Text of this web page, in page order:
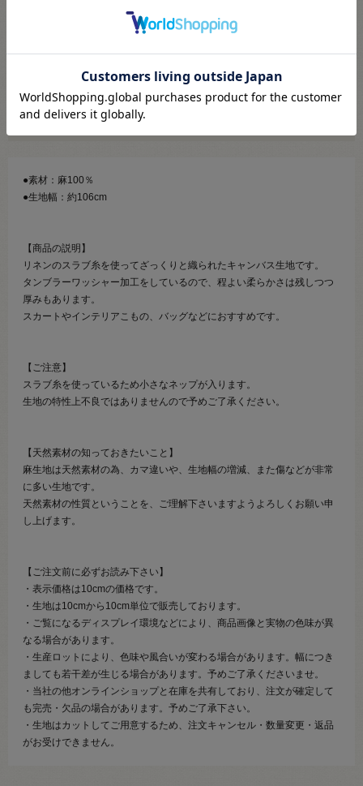
こちらより必ずご確認ください
●素材：麻100％
●生地幅：約106cm
【商品の説明】
リネンのスラブ糸を使ってざっくりと織られたキャンバス生地です。
タンブラーワッシャー加工をしているので、程よい柔らかさは残しつつ
厚みもあります。
スカートやインテリアこもの、バッグなどにおすすめです。
【ご注意】
スラブ糸を使っているため小さなネップが入ります。
生地の特性上不良ではありませんので予めご了承ください。
【天然素材の知っておきたいこと】
麻生地は天然素材の為、カマ違いや、生地幅の増減、また傷などが非常
に多い生地です。
天然素材の性質ということを、ご理解下さいますようよろしくお願い申
し上げます。
【ご注文前に必ずお読み下さい】
・表示価格は10cmの価格です。
・生地は10cmから10cm単位で販売しております。
・ご覧になるディスプレイ環境などにより、商品画像と実物の色味が異
なる場合があります。
・生産ロットにより、色味や風合いが変わる場合があります。幅につき
ましても若干差が生じる場合があります。予めご了承くださいませ。
・当社の他オンラインショップと在庫を共有しており、注文が確定して
も完売・欠品の場合があります。予めご了承下さい。
・生地はカットしてご用意するため、注文キャンセル・数量変更・返品
がお受けできません。